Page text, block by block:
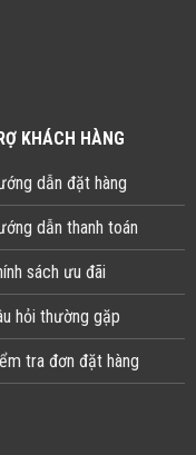
KHÁCH HÀNG
dẫn đặt hàng
dẫn thanh toán
sách ưu đãi
hỏi thường gặp
tra đơn đặt hàng